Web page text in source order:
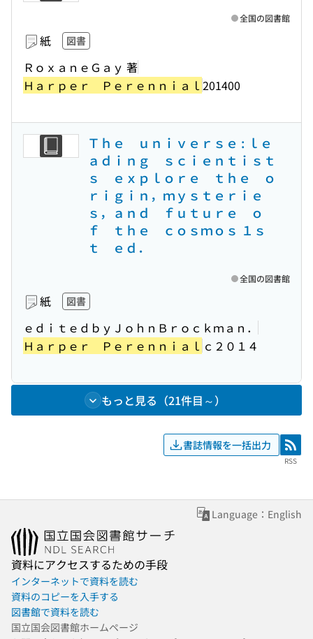
紙 図書
ＲｏｘａｎｅＧａｙ 著
Ｈａｒｐｅｒ Ｐｅｒｅｎｎｉａｌ 201400
全国の図書館
Ｔｈｅ ｕｎｉｖｅｒｓｅ : ｌｅ
ａｄｉｎｇ ｓｃｉｅｎｔｉｓｔ
ｓ ｅｘｐｌｏｒｅ ｔｈｅ ｏ
ｒｉｇｉｎ，ｍｙｓｔｅｒｉｅ
ｓ，ａｎｄ ｆｕｔｕｒｅ ｏ
ｆ ｔｈｅ ｃｏｓｍｏｓ １ｓ
ｔ ｅｄ．
紙 図書
ｅｄｉｔｅｄｂｙＪｏｈｎＢｒｏｃｋｍａｎ．
Ｈａｒｐｅｒ Ｐｅｒｅｎｎｉａｌ ｃ２０１４
全国の図書館
もっと見る（21件目～）
書誌情報を一括出力 RSS
RSS
Language：English
資料にアクセスするための手段
インターネットで資料を読む
資料のコピーを入手する
図書館で資料を読む
国立国会図書館ホームページ